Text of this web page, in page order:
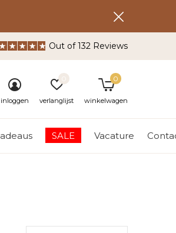
SALE Vacature
inloggen verlanglijst winkelwagen
0
Out of 132 Reviews